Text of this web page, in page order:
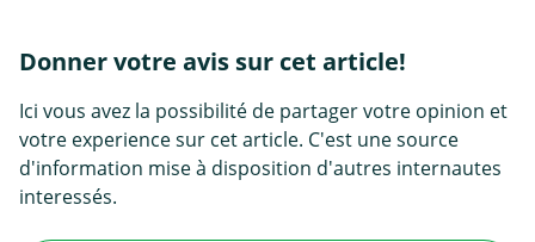
Donner votre avis sur cet article!
Ici vous avez la possibilité de partager votre opinion et
votre experience sur cet article. C'est une source
d'information mise à disposition d'autres internautes
interessés.